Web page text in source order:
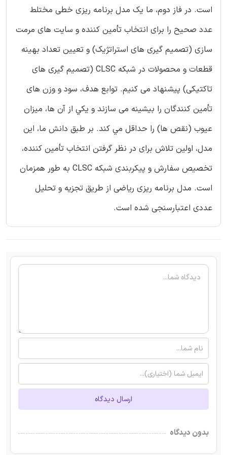
است. در فاز دوم، ما یک مدل برنامه ریزی خطی مختلط
عدد صحیح را برای انتخاب تأمین کننده و سایت های مرمت
سازی (تصمیم گیری های استراتژیک) و تعیین تعداد بهینه
قطعات و محصولات در شبکه CLSC (تصمیم گیری های
تاکتیکی) پیشنهاد می کنیم. توابع هدف، سود و وزن های
تأمین کنندگان را بیشینه می سازند و يكي از آن ها، میزان
عیوب (نقص ها) را حداقل مي کند. بر طبق دانش ما، این
مدل، اولین تلاش برای در نظر گرفتن انتخاب تأمین کننده،
تخصیص سفارش و پیکربندی شبکه CLSC به طور همزمان
است. مدل برنامه ریزی ریاضی از طریق تجزیه و تحلیل
عددی اعتبارسنجی شده است.
ارسال دیدگاه
بدون دیدگاه